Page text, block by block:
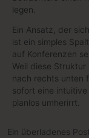
legen.
Ein Ansatz, der
ist ein simples
auf Konferenzen
Weil diese
nach rechts unten
sofort eine
planlos umherirrt.
Ein überladenes